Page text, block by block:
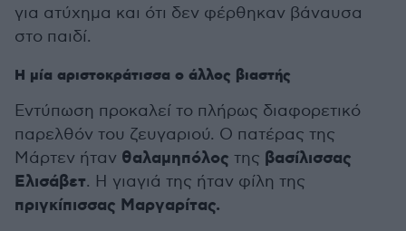
για ατύχημα και ότι δεν φέρθηκαν βάναυσα
στο παιδί.
Η μία αριστοκράτισσα ο άλλος βιαστής
Εντύπωση προκαλεί το πλήρως διαφορετικό
παρελθόν του ζευγαριού. Ο πατέρας της
Μάρτεν ήταν θαλαμηπόλος της βασίλισσας
Ελισάβετ. Η γιαγιά της ήταν φίλη της
πριγκίπισσας Μαργαρίτας.